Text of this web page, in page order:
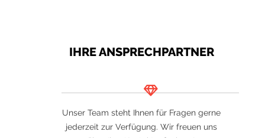
IHRE ANSPRECHPARTNER
Unser Team steht Ihnen für Fragen gerne
jederzeit zur Verfügung. Wir freuen uns